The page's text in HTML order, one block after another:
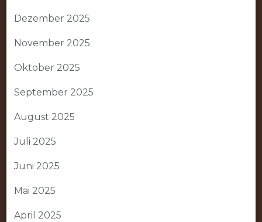
Dezember 2025
November 2025
Oktober 2025
September 2025
August 2025
Juli 2025
Juni 2025
Mai 2025
April 2025